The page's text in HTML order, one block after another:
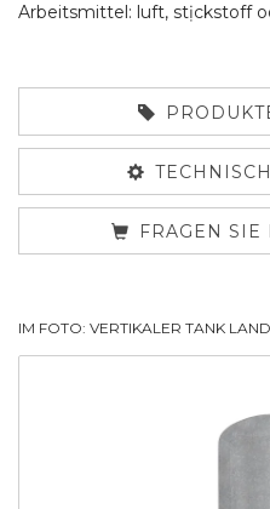
Arbeitsmittel: luft, stịckstoff
FRAGEN
IM FOTO: VERTIKALER TANK